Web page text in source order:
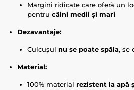
Margini ridicate care oferă un
pentru câini medii și mari
Dezavantaje:
Culcușul nu se poate spăla, se
Material:
100% material rezistent la apă